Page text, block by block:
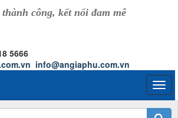
thành công, kết nối đam mê
5666
info@angiaphu.com.vn